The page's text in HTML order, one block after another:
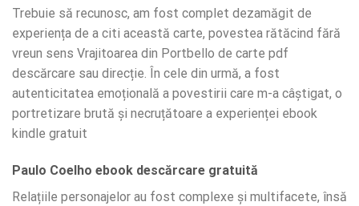
Trebuie să recunosc, am fost complet dezamăgit de
experiența de a citi această carte, povestea rătăcind fără
vreun sens Vrajitoarea din Portbello de carte pdf
descărcare sau direcție. În cele din urmă, a fost
autenticitatea emoțională a povestirii care m-a câștigat, o
portretizare brută și necruțătoare a experienței ebook
kindle gratuit
Paulo Coelho ebook descărcare gratuită
Relațiile personajelor au fost complexe și multifacete, însă